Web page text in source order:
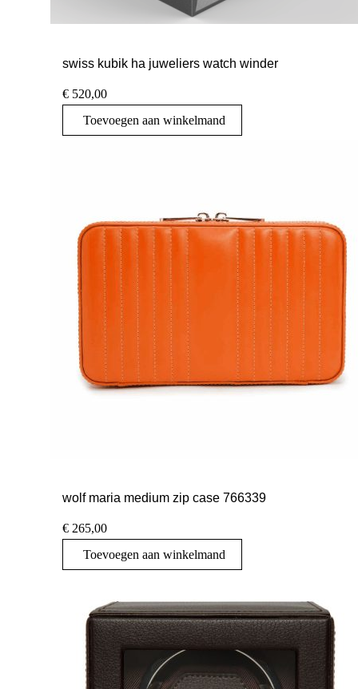
swiss kubik ha juweliers watch winder
€ 520,00
Toevoegen aan winkelmand
wolf maria medium zip case 766339
€ 265,00
Toevoegen aan winkelmand